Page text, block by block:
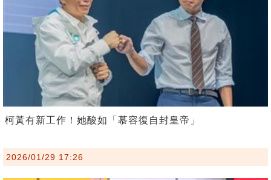
柯黃有新工作！她酸如「慕容復自封皇帝」
2026/01/29 17:26